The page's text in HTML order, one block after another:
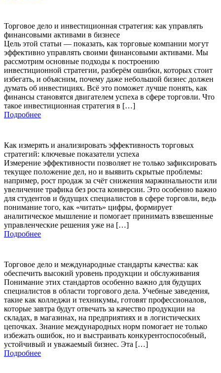
Торговое дело и инвестиционная стратегия: как управлять
финансовыми активами в бизнесе
Цель этой статьи — показать, как торговые компании могут
эффективно управлять своими финансовыми активами. Мы
рассмотрим основные подходы к построению
инвестиционной стратегии, разберём ошибки, которых стоит
избегать, и объясним, почему даже небольшой бизнес должен
думать об инвестициях. Всё это поможет лучше понять, как
финансы становятся двигателем успеха в сфере торговли. Что
такое инвестиционная стратегия в […]
Подробнее
Как измерять и анализировать эффективность торговых
стратегий: ключевые показатели успеха
Измерение эффективности позволяет не только зафиксировать
текущее положение дел, но и выявить скрытые проблемы:
например, рост продаж за счёт снижения маржинальности или
увеличение трафика без роста конверсии. Это особенно важно
для студентов и будущих специалистов в сфере торговли, ведь
понимание того, как «читать» цифры, формирует
аналитическое мышление и помогает принимать взвешенные
управленческие решения уже на […]
Подробнее
Торговое дело и международные стандарты качества: как
обеспечить высокий уровень продукции и обслуживания
Понимание этих стандартов особенно важно для будущих
специалистов в области торгового дела. Учебные заведения,
такие как колледжи и техникумы, готовят профессионалов,
которые завтра будут отвечать за качество продукции на
складах, в магазинах, на предприятиях и в логистических
цепочках. Знание международных норм помогает не только
избежать ошибок, но и выстраивать конкурентоспособный,
устойчивый и уважаемый бизнес. Эта […]
Подробнее